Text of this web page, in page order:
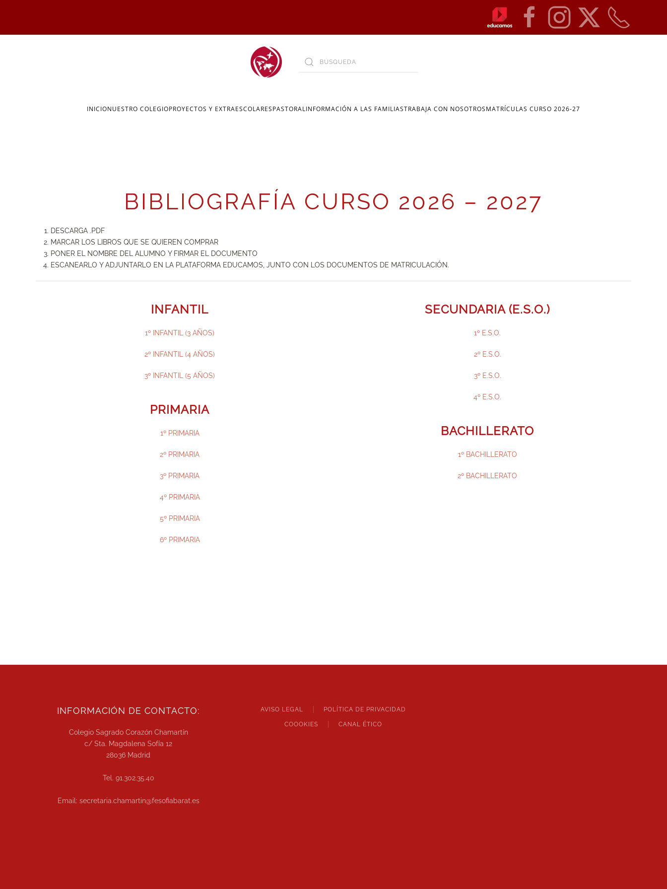
INICIONUESTRO COLEGIOPROYECTOS Y EXTRAESCOLARESPASTORALINFORMACIÓN A LAS FAMILIASTRABAJA CON NOSOTROSMATRÍCULAS CURSO 2026-27
BIBLIOGRAFÍA CURSO 2026 – 2027
DESCARGA .PDF
MARCAR LOS LIBROS QUE SE QUIEREN COMPRAR
PONER EL NOMBRE DEL ALUMNO Y FIRMAR EL DOCUMENTO
ESCANEARLO Y ADJUNTARLO EN LA PLATAFORMA EDUCAMOS, JUNTO CON LOS DOCUMENTOS DE MATRICULACIÓN.
INFANTIL
1º INFANTIL (3 AÑOS)
2º INFANTIL (4 AÑOS)
3º INFANTIL (5 AÑOS)
PRIMARIA
1º PRIMARIA
2º PRIMARIA
3º PRIMARIA
4º PRIMARIA
5º PRIMARIA
6º PRIMARIA
SECUNDARIA (E.S.O.)
1º E.S.O.
2º E.S.O.
3º E.S.O.
4º E.S.O.
BACHILLERATO
1º BACHILLERATO
2º BACHILLERATO
INFORMACIÓN DE CONTACTO:
Colegio Sagrado Corazón Chamartín
c/ Sta. Magdalena Sofía 12
28036 Madrid
Tel. 91.302.35.40
Email: secretaria.chamartin@fesofiabarat.es
AVISO LEGAL POLÍTICA DE PRIVACIDAD
COOOKIES CANAL ÉTICO